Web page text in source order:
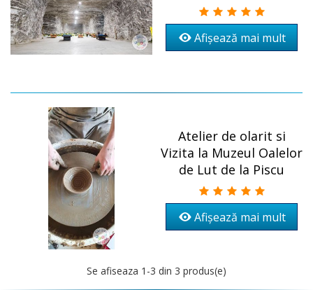
Afișează mai mult
Atelier de olarit si
Vizita la Muzeul Oalelor
de Lut de la Piscu
Afișează mai mult
Se afiseaza 1 -3 din 3 produs(e)